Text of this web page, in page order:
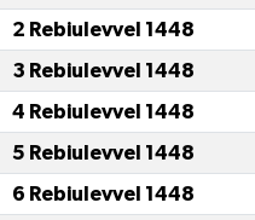
2 Rebiulevvel 1448
3 Rebiulevvel 1448
4 Rebiulevvel 1448
5 Rebiulevvel 1448
6 Rebiulevvel 1448